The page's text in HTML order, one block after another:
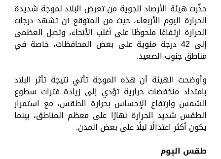
حذّرت هيئة الأرصاد الجوية من تعرض البلاد لموجة شديدة
الحرارة اليوم الأربعاء، حيث من المتوقع أن تشهد درجات
الحرارة ارتفاعًا ملحوظًا على أغلب الأنحاء، وتصل العظمى
إلى 42 درجة مئوية على بعض المحافظات، خاصة في
مناطق جنوب الصعيد.
وأوضحت الهيئة أن هذه الموجة تأتي نتيجة تأثر البلاد
بامتداد منخفضات حرارية تؤدي إلى زيادة فترات سطوع
الشمس وارتفاع الإحساس بحرارة الطقس، مع استمرار
الطقس شديد الحرارة نهارًا على معظم المناطق، بينما
يكون أكثر اعتدالًا ليلًا على بعض المدن.
طقس اليوم